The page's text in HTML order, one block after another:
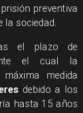
preventiva
la sociedad.
el plazo de
el cual la
medida
debido a los
hasta 15 años